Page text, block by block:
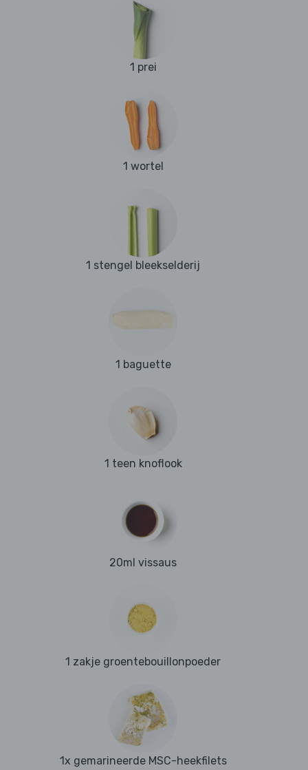
1 prei
1 wortel
1 stengel bleekselderij
1 baguette
1 teen knoflook
20ml vissaus
1 zakje groentebouillonpoeder
1x gemarineerde MSC-heekfilets